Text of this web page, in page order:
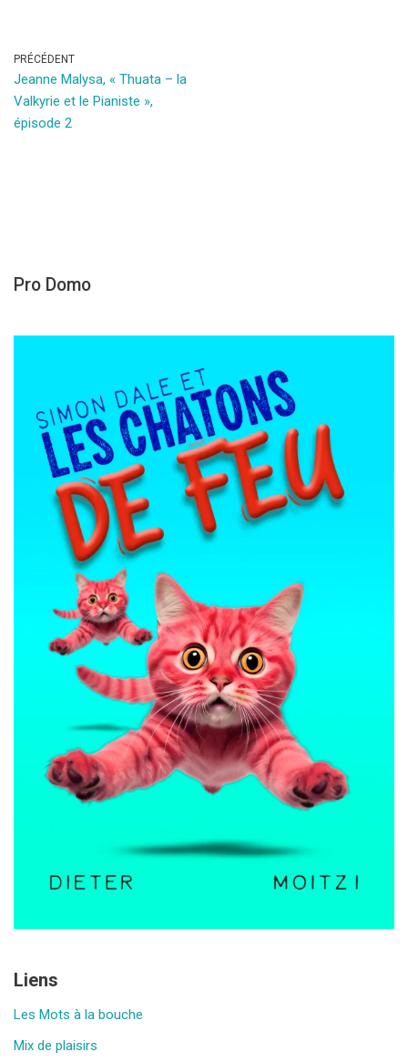
PRÉCÉDENT
Jeanne Malysa, « Thuata – la
Valkyrie et le Pianiste »,
épisode 2
Pro Domo
Liens
Les Mots à la bouche
Mix de plaisirs